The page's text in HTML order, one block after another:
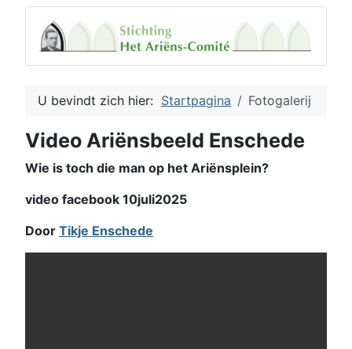
U bevindt zich hier: Startpagina Fotogalerij
Video Ariënsbeeld Enschede
Wie is toch die man op het Ariënsplein?
video facebook 10juli2025
Door Tikje Enschede